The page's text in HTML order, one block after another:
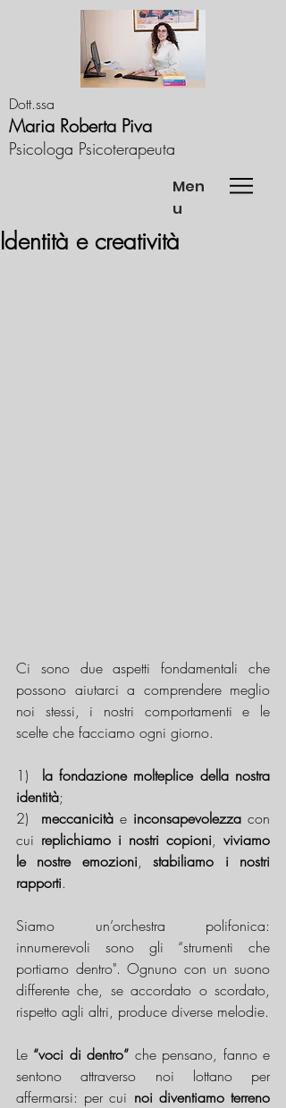
Dott.ssa
Maria Roberta Piva
Psicologa Psicoterapeuta
Men
u
Identità e creatività
Ci sono due aspetti fondamentali che
possono aiutarci a comprendere meglio
noi stessi, i nostri comportamenti e le
scelte che facciamo ogni giorno.
1) la fondazione molteplice della nostra
identità;
2) meccanicità e inconsapevolezza con
cui replichiamo i nostri copioni, viviamo
le nostre emozioni, stabiliamo i nostri
rapporti.
Siamo un’orchestra polifonica:
innumerevoli sono gli “strumenti che
portiamo dentro". Ognuno con un suono
differente che, se accordato o scordato,
rispetto agli altri, produce diverse melodie.
Le “voci di dentro” che pensano, fanno e
sentono attraverso noi lottano per
affermarsi: per cui noi diventiamo terreno